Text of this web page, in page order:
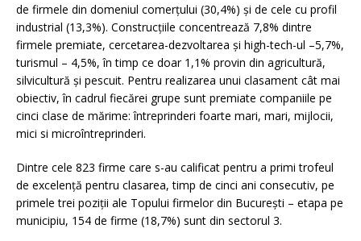
de firmele din domeniul comerţului (30,4%) şi de cele cu profil
industrial (13,3%). Construcţiile concentrează 7,8% dintre
firmele premiate, cercetarea-dezvoltarea şi high-tech-ul –5,7%,
turismul – 4,5%, în timp ce doar 1,1% provin din agricultură,
silvicultură şi pescuit. Pentru realizarea unui clasament cât mai
obiectiv, în cadrul fiecărei grupe sunt premiate companiile pe
cinci clase de mărime: întreprinderi foarte mari, mari, mijlocii,
mici si microîntreprinderi.
Dintre cele 823 firme care s-au calificat pentru a primi trofeul
de excelenţă pentru clasarea, timp de cinci ani consecutiv, pe
primele trei poziții ale Topului firmelor din București – etapa pe
municipiu, 154 de firme (18,7%) sunt din sectorul 3.